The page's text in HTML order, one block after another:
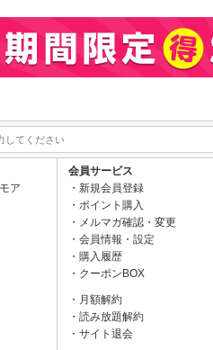
ア
会員サービス
新規会員登録
ポイント購入
メルマガ確認・変更
会員情報・設定
購入履歴
クーポンBOX
月額解約
読み放題解約
サイト退会